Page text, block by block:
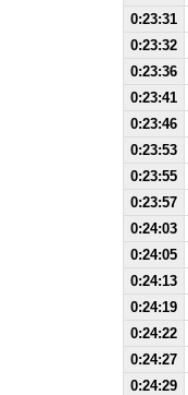
0:23:31
0:23:32
0:23:36
0:23:41
0:23:46
0:23:53
0:23:55
0:23:57
0:24:03
0:24:05
0:24:13
0:24:19
0:24:22
0:24:27
0:24:29